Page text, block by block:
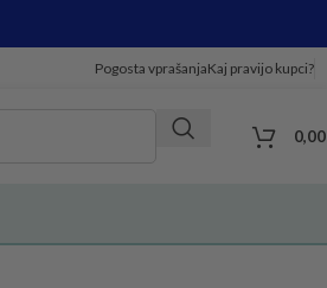
Pogosta vprašanjaKaj pravijo kupci?